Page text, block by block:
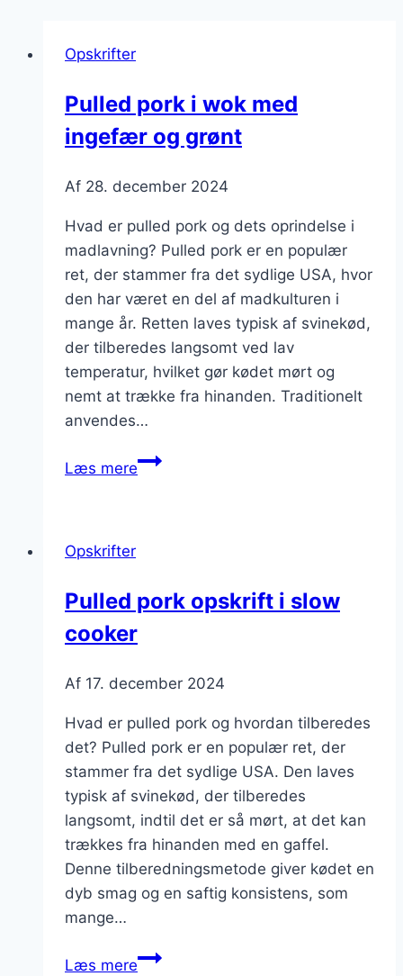
Opskrifter
Pulled pork i wok med
ingefær og grønt
Af 28. december 2024
Hvad er pulled pork og dets oprindelse i
madlavning? Pulled pork er en populær
ret, der stammer fra det sydlige USA, hvor
den har været en del af madkulturen i
mange år. Retten laves typisk af svinekød,
der tilberedes langsomt ved lav
temperatur, hvilket gør kødet mørt og
nemt at trække fra hinanden. Traditionelt
anvendes…
Læs merePulled
og
grønt
Opskrifter
Pulled pork opskrift i slow
cooker
Af 17. december 2024
Hvad er pulled pork og hvordan tilberedes
det? Pulled pork er en populær ret, der
stammer fra det sydlige USA. Den laves
typisk af svinekød, der tilberedes
langsomt, indtil det er så mørt, at det kan
trækkes fra hinanden med en gaffel.
Denne tilberedningsmetode giver kødet en
dyb smag og en saftig konsistens, som
mange…
Læs merePulled